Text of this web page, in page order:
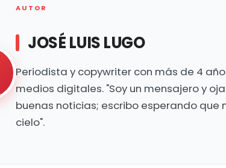
AUTOR
JOSÉ LUIS LUGO
Periodista y copywriter con más de 4
medios digitales. "Soy un mensajero y
buenas noticias; escribo esperando que
cielo".